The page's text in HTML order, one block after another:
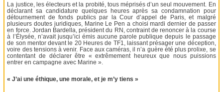
La justice, les électeurs et la probité, tous méprisés d’un seul mouvement. En
déclarant sa candidature quelques heures après sa condamnation pour
détournement de fonds publics par la Cour d’appel de Paris, et malgré
plusieurs doutes juridiques, Marine Le Pen a choisi mardi dernier de passer
en force. Jordan Bardella, président du RN, contraint de renoncer à la course
à l’Élysée, n’avait jusqu’ici émis aucune parole publique depuis le passage
de son mentor devant le 20 Heures de TF1, laissant présager une déception,
voire des tensions à venir. Face aux caméras, il n’a guère été plus prolixe, se
contentant de déclarer être « extrêmement heureux que nous puissions
entrer en campagne avec Marine ».
« J’ai une éthique, une morale, et je m’y tiens »